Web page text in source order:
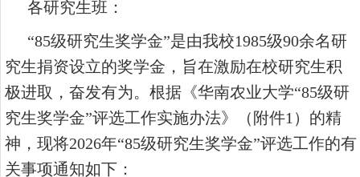
各研究生班：
“85级研究生奖学金”是由我校1985级90余名研
究生捐资设立的奖学金，旨在激励在校研究生积
极进取，奋发有为。根据《华南农业大学“85级研
究生奖学金”评选工作实施办法》（附件1）的精
神，现将2026年“85级研究生奖学金”评选工作的有
关事项通知如下：